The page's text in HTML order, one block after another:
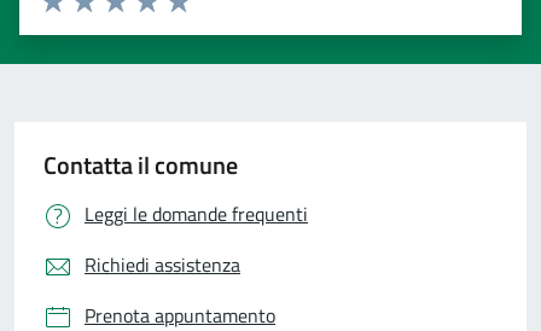
Valuta 5 stelle su 5
Valuta 4 stelle su 5
Valuta 3 stelle su 5
Valuta 2 stelle su 5
Valuta 1 stelle su 5
Contatta il comune
Leggi le domande frequenti
Richiedi assistenza
Prenota appuntamento